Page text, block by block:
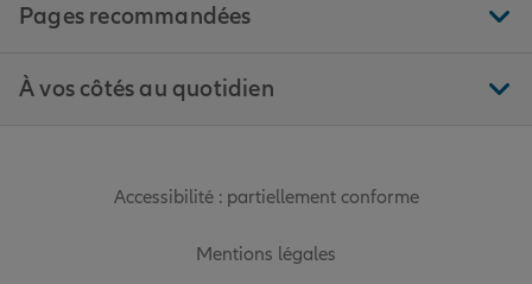
Pages recommandées
À vos côtés au quotidien
Accessibilité : partiellement conforme
Mentions légales